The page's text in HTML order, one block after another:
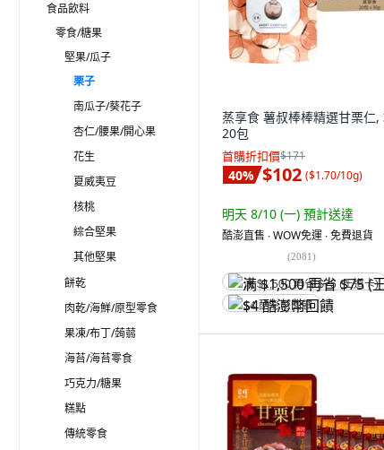
食品飲料
零食/糖果
堅果/瓜子
栗子
南瓜子/葵花子
杏仁/腰果/開心果
花生
夏威夷豆
核桃
綜合堅果
其他堅果
餅乾
肉乾/海鮮/原型零食
果凍/布丁/蒟蒻
海苔/海苔零食
巧克力/糖果
糕點
傳統零食
蒸享食 薯叔棒棒精選甘栗仁,
20包
首購折扣價$171
40% $102 ($1.70/10g)
明天 8/10 (一) 預計送達
酷澎直售 ∙ WOW免運 ∙ 免費退貨
(2081)
满 $1,500 再省 $75 (王道卡)
$4 酷澎幣回饋